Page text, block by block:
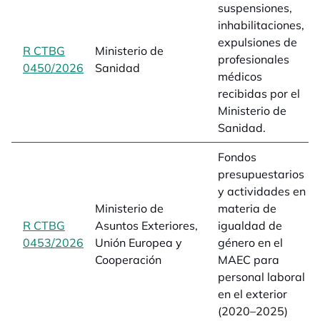
R CTBG
0450/2026 opens in a new tab
Ministerio de
Sanidad
suspensiones,
inhabilitaciones,
expulsiones de
profesionales
médicos
recibidas por el
Ministerio de
Sanidad.
R CTBG
0453/2026 opens in a new tab
Ministerio de
Asuntos Exteriores,
Unión Europea y
Cooperación
Fondos
presupuestarios
y actividades en
materia de
igualdad de
género en el
MAEC para
personal laboral
en el exterior
(2020–2025)